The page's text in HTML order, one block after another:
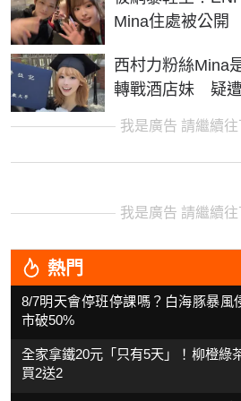
Mina住處被公
西村力粉絲Mina
轉戰酒店妹 疑
我是廣告 請繼續
我是廣告 請繼續
熱門
8/7明天會停班停課嗎？白海豚暴
市破50%
全家拿鐵20元「只有5天」！柳橙
買2送2